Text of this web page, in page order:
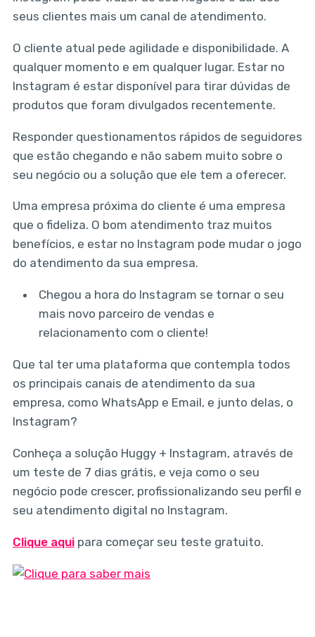
seus clientes mais um canal de atendimento.
O cliente atual pede agilidade e disponibilidade. A
qualquer momento e em qualquer lugar. Estar no
Instagram é estar disponível para tirar dúvidas de
produtos que foram divulgados recentemente.
Responder questionamentos rápidos de seguidores
que estão chegando e não sabem muito sobre o
seu negócio ou a solução que ele tem a oferecer.
Uma empresa próxima do cliente é uma empresa
que o fideliza. O bom atendimento traz muitos
benefícios, e estar no Instagram pode mudar o jogo
do atendimento da sua empresa.
Chegou a hora do Instagram se tornar o seu
mais novo parceiro de vendas e
relacionamento com o cliente!
Que tal ter uma plataforma que contempla todos
os principais canais de atendimento da sua
empresa, como WhatsApp e Email, e junto delas, o
Instagram?
Conheça a solução Huggy + Instagram, através de
um teste de 7 dias grátis, e veja como o seu
negócio pode crescer, profissionalizando seu perfil e
seu atendimento digital no Instagram.
Clique aquipara começar seu teste gratuito.